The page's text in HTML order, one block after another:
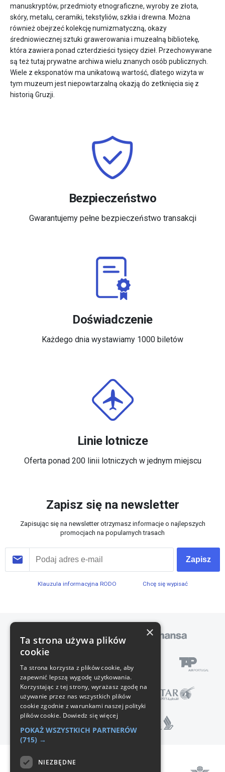
manuskryptów, przedmioty etnograficzne, wyroby ze złota,
skóry, metalu, ceramiki, tekstyliów, szkła i drewna. Można
również obejrzeć kolekcję numizmatyczną, okazy
średniowiecznej sztuki grawerowania i muzealną bibliotekę,
która zawiera ponad czterdzieści tysięcy dzieł. Przechowywane
są też tutaj prywatne archiwa wielu znanych osób publicznych.
Wiele z eksponatów ma unikatową wartość, dlatego wizyta w
tym muzeum jest niepowtarzalną okazją do zetknięcia się z
historią Gruzji.
Bezpieczeństwo
Gwarantujemy pełne bezpieczeństwo transakcji
Doświadczenie
Każdego dnia wystawiamy 1000 biletów
Linie lotnicze
Oferta ponad 200 linii lotniczych w jednym miejscu
Zapisz się na newsletter
Zapisując się na newsletter otrzymasz informacje o najlepszych
promocjach na popularnych trasach
Zapisz
Klauzula informacyjna RODO Chcę się wypisać
×
Ta strona używa plików
cookie
Ta strona korzysta z plików cookie, aby
zapewnić lepszą wygodę użytkowania.
Korzystając z tej strony, wyrażasz zgodę na
używanie przez nas wszystkich plików
cookie zgodnie z warunkami naszej polityki
plików cookie. Dowiedz się więcej
POKAŻ WSZYSTKICH PARTNERÓW
(715) →
NIEZBĘDNE